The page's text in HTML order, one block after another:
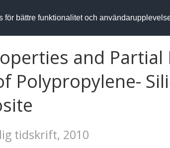
för bättre funktionalitet och
and Partial
Polypropylene-
tidskrift, 2010